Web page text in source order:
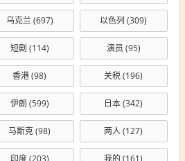
乌克兰(697) 以色列 (309)
短剧 (114) 演员 (95)
香港(98) 关税(196)
伊朗 (599) 日本(342)
马斯克(98) 两人(127)